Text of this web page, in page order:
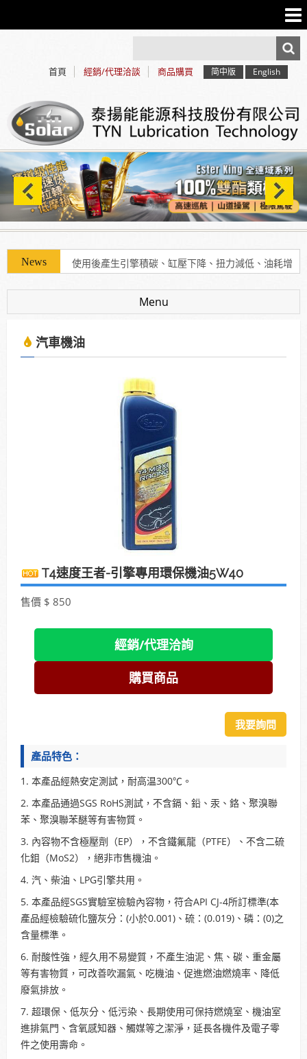
首頁 經銷/代理洽談 商品購買 简中版 English
使用後產生引擎積碳、缸壓下降、扭力減低、油耗增
加等現象
2025年7月13日受KBS京都電視台邀請採訪，廣受日
使用後產生引擎積碳、缸壓下降、扭力減低、油耗增
2025年7月13日受KBS京都電視台邀請採訪，廣受日
Menu
汽車機油
售價 $ 850
經銷/代理洽詢
購買商品
我要詢問
產品特色：
1. 本產品經熱安定測試，耐高温300℃。
2. 本產品通過SGS RoHS測試，不含鎘、鉛、汞、鉻、聚溴聯
苯、聚溴聯苯醚等有害物質。
3. 內容物不含極壓劑（EP），不含鐵氟龍（PTFE）、不含二硫
化鉬（MoS2），絕非市售機油。
4. 汽、柴油、LPG引擎共用。
5. 本產品經SGS實驗室檢驗內容物，符合API CJ-4所訂標準(本
產品經檢驗硫化鹽灰分：(小於0.001)、硫：(0.019)、磷：(0)之
含量標準。
6. 耐酸性強，經久用不易變質，不產生油泥、焦、碳、重金屬
等有害物質，可改善吹漏氣、吃機油、促進燃油燃燒率、降低
廢氣排放。
7. 超環保、低灰分、低污染、長期使用可保持燃燒室、機油室
進排氣門、含氧感知器、觸媒等之潔淨，延長各機件及電子零
件之使用壽命。